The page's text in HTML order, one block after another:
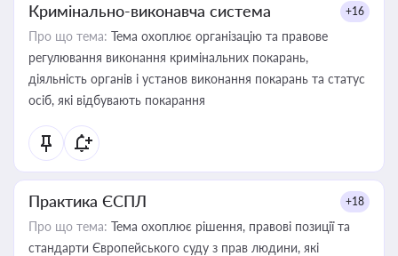
Кримінально-виконавча система +16
Про що тема: Тема охоплює організацію та правове
регулювання виконання кримінальних покарань,
діяльність органів і установ виконання покарань та статус
осіб, які відбувають покарання
Практика ЄСПЛ +18
Про що тема: Тема охоплює рішення, правові позиції та
стандарти Європейського суду з прав людини, які